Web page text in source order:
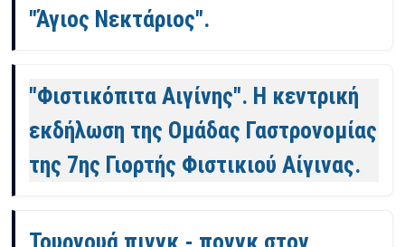
"Άγιος Νεκτάριος".
"Φιστικόπιτα Αιγίνης". Η κεντρική
εκδήλωση της Ομάδας Γαστρονομίας
της 7ης Γιορτής Φιστικιού Αίγινας.